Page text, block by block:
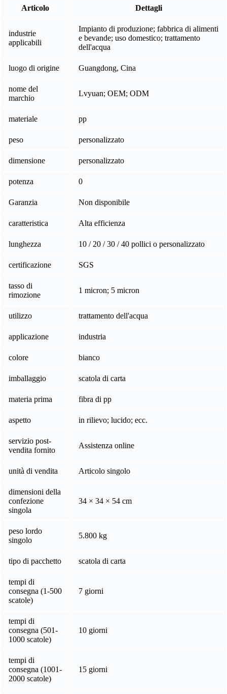
Articolo Dettagli
industrie
applicabili
Impianto di produzione; fabbrica di alimenti
e bevande; uso domestico; trattamento
dell'acqua
luogo di origine Guangdong, Cina
nome del
marchio
Lvyuan; OEM; ODM
materiale pp
peso personalizzato
dimensione personalizzato
potenza 0
Garanzia Non disponibile
caratteristica Alta efficienza
lunghezza 10 / 20 / 30 / 40 pollici o personalizzato
certificazione SGS
tasso di
rimozione
1 micron; 5 micron
utilizzo trattamento dell'acqua
applicazione industria
colore bianco
imballaggio scatola di carta
materia prima fibra di pp
aspetto in rilievo; lucido; ecc.
servizio post-
vendita fornito
Assistenza online
unità di vendita Articolo singolo
dimensioni della
confezione
singola
34 × 34 × 54 cm
peso lordo
singolo
5.800 kg
tipo di pacchetto scatola di carta
tempi di
consegna (1-500
scatole)
7 giorni
tempi di
consegna (501-
1000 scatole)
10 giorni
tempi di
consegna (1001-
2000 scatole)
15 giorni